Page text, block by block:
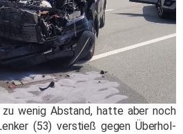
wenig Abstand, hatte aber noch
(53) verstieß gegen Überhol-